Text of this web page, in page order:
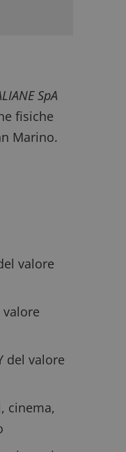
SpA
fisiche
Marino.
valore
valore
del valore
cinema,